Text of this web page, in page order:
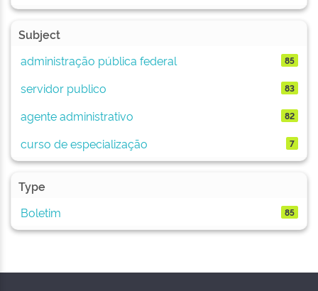
Subject
administração pública federal
85
servidor publico 83
agente administrativo 82
curso de especialização 7
Type
Boletim
85